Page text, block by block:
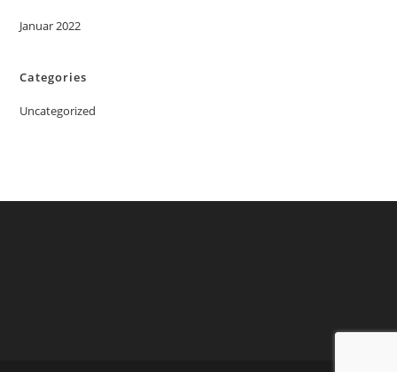
Januar 2022
Categories
Uncategorized